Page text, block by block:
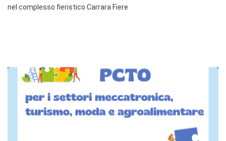
nel complesso fieristico Carrara Fiere